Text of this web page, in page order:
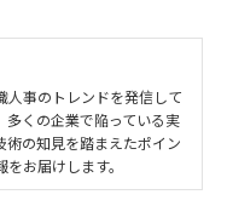
事のトレンドを発信して
多くの企業で陥っている実
術の知見を踏まえたポイン
お届けします。